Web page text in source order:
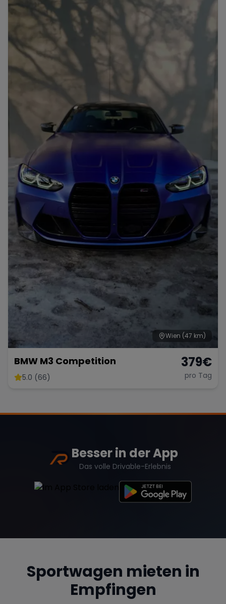
Wien (47 km)
BMW M3 Competition
5.0 (66)
379€
pro Tag
Besser in der App
Das volle Drivable-Erlebnis
Sportwagen mieten in
Empfingen